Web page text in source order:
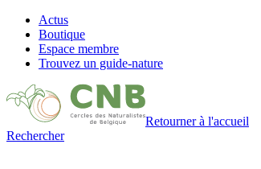
Actus
Boutique
Espace membre
Trouvez un guide-nature
Retourner à l'accueil
Rechercher